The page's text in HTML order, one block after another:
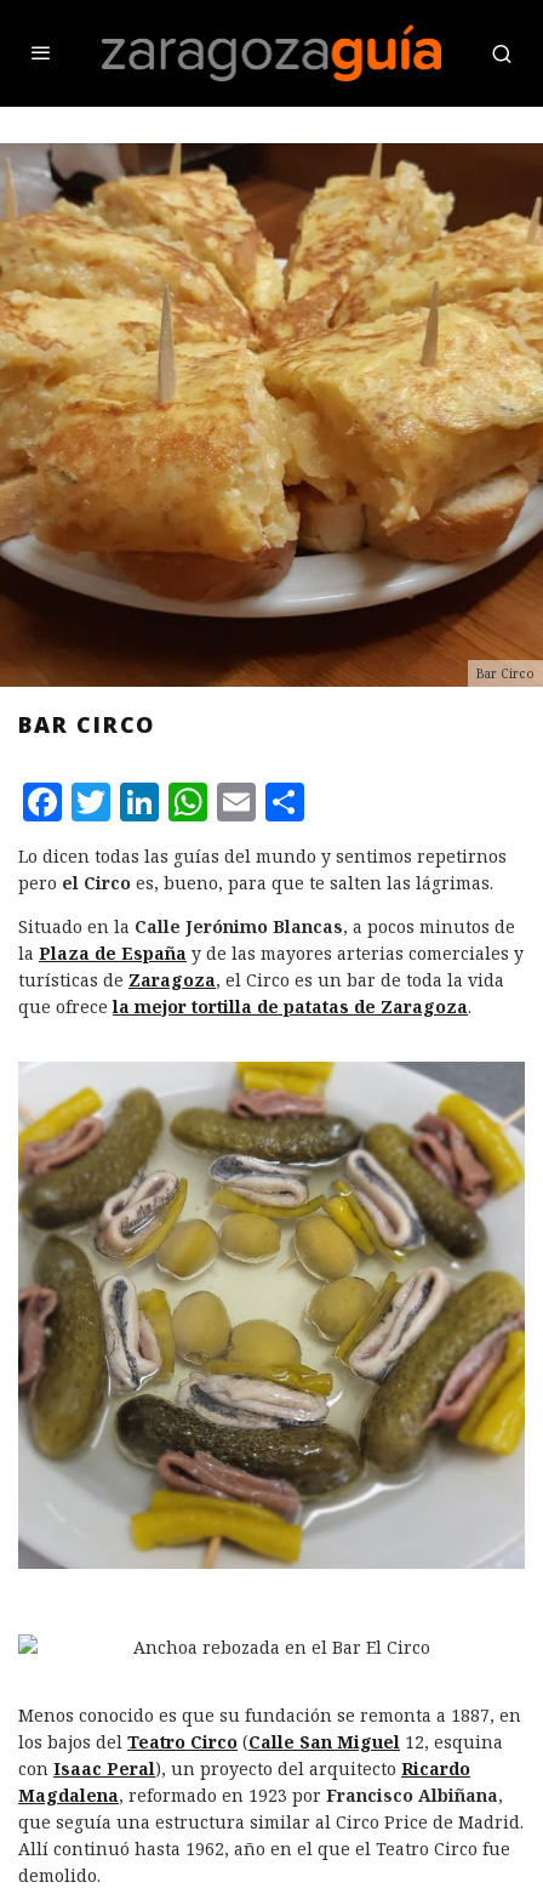
Bar Circo
BAR CIRCO
F
a
c
e
b
o
k
T
w
it
te
r
L
i
n
k
e
d
I
n
W
h
at
s
A
p
p
E
m
ai
l
o
m
p
a
rt
ir
Lo dicen todas las guías del mundo y sentimos repetirnos
pero el Circo es, bueno, para que te salten las lágrimas.
Situado en la Calle Jerónimo Blancas, a pocos minutos de
la Plaza de España y de las mayores arterias comerciales y
turísticas de Zaragoza, el Circo es un bar de toda la vida
que ofrecela mejor tortilla de patatas de Zaragoza.
Menos conocido es que su fundación se remonta a 1887, en
los bajos del Teatro Circo (Calle San Miguel 12, esquina
con Isaac Peral), un proyecto del arquitecto Ricardo
Magdalena, reformado en 1923 por Francisco Albiñana,
que seguía una estructura similar al Circo Price de Madrid.
Allí continuó hasta 1962, año en el que el Teatro Circo fue
demolido.